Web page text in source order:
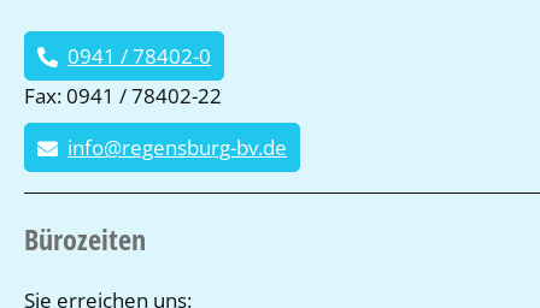
0941 / 78402-0
Fax: 0941 / 78402-22
info@regensburg-bv.de
Bürozeiten
Sie erreichen uns: